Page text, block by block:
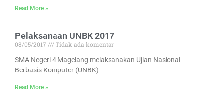
Read More »
Pelaksanaan UNBK 2017
08/05/2017
Tidak ada komentar
SMA Negeri 4 Magelang melaksanakan Ujian Nasional
Berbasis Komputer (UNBK)
Read More »